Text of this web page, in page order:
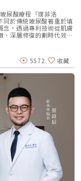
靠體積填充，而是透過
個部位是我在臨床運用
這是 Profhilo 的核心應
撐」的邏輯完全不同，
BAP（Bio Aesthetic
優化張力。 鼻翼瞳孔
感。 耳廓下前緣：強化
：改善嘴角周圍的鬆
蛋白新生，收緊下頷邊
作為信號啟動點，讓玻
像是在皮下植入了一層
態。2. 火雞頸與橫向頸
結構，老化多半是因為
施打後容易因重力或皮
佳的流動性，能均勻
頸部肌膚的厚度與張
）：重建真皮層的緊實度
。Profhilo 透過「非填
是補水，更是透過生物
平滑，找回如少女般優
於愛笑或年長客戶常見的
而讓表情變得僵硬。
前提下，誘導唇周肌
人看起來更加柔和、自
尿酸療程「璞菲洛
於傳統玻尿酸著重於填
念，透過專利技術從肌膚
、深層修復的劃時代效
，迅速成為市場焦
、五大特色到適合對象
璞菲洛Profhilo是什
研發，正式名稱為「高
准，俗稱為「逆時針」。
而是透過生物重塑（bio-
進膠原蛋白和彈力蛋白
Profhilo的五大特色璞菲
酸有著本質上的不同，
最突出的五大特色：1.
菲洛的核心技術採用專
情況下，能刺激皮膚深
白和彈力蛋白大量新
膚況：不只填補，更提升
後會均勻擴散至皮膚的
包括： 提升肌膚緊實
善膚色不均3. 自然柔和
性高，主要作用提升肌
，能帶來自然、柔和的
化」現象，讓你看起來
5572 收藏